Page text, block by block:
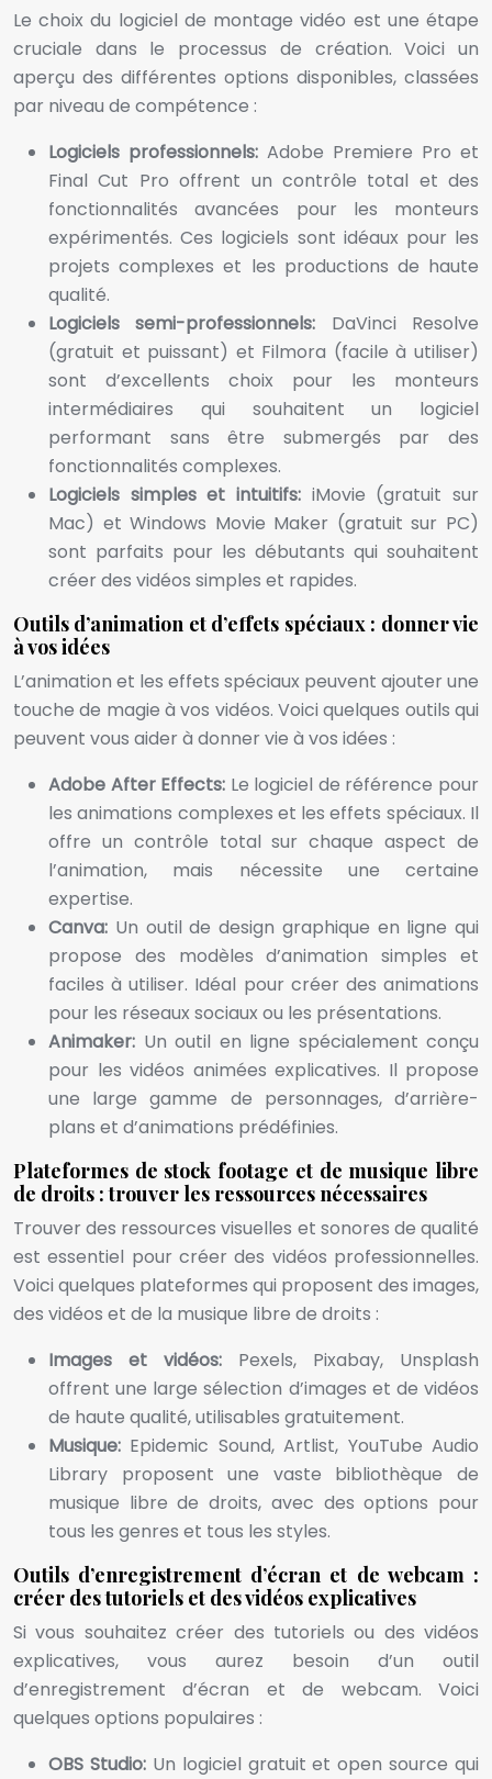
Le choix du logiciel de montage vidéo est une étape
cruciale dans le processus de création. Voici un
aperçu des différentes options disponibles, classées
par niveau de compétence :
Logiciels professionnels: Adobe Premiere Pro et
Final Cut Pro offrent un contrôle total et des
fonctionnalités avancées pour les monteurs
expérimentés. Ces logiciels sont idéaux pour les
projets complexes et les productions de haute
qualité.
Logiciels semi-professionnels: DaVinci Resolve
(gratuit et puissant) et Filmora (facile à utiliser)
sont d’excellents choix pour les monteurs
intermédiaires qui souhaitent un logiciel
performant sans être submergés par des
fonctionnalités complexes.
Logiciels simples et intuitifs: iMovie (gratuit sur
Mac) et Windows Movie Maker (gratuit sur PC)
sont parfaits pour les débutants qui souhaitent
créer des vidéos simples et rapides.
Outils d’animation et d’effets spéciaux : donner vie
à vos idées
L’animation et les effets spéciaux peuvent ajouter une
touche de magie à vos vidéos. Voici quelques outils qui
peuvent vous aider à donner vie à vos idées :
Adobe After Effects: Le logiciel de référence pour
les animations complexes et les effets spéciaux. Il
offre un contrôle total sur chaque aspect de
l’animation, mais nécessite une certaine
expertise.
Canva: Un outil de design graphique en ligne qui
propose des modèles d’animation simples et
faciles à utiliser. Idéal pour créer des animations
pour les réseaux sociaux ou les présentations.
Animaker: Un outil en ligne spécialement conçu
pour les vidéos animées explicatives. Il propose
une large gamme de personnages, d’arrière-
plans et d’animations prédéfinies.
Plateformes de stock footage et de musique libre
de droits : trouver les ressources nécessaires
Trouver des ressources visuelles et sonores de qualité
est essentiel pour créer des vidéos professionnelles.
Voici quelques plateformes qui proposent des images,
des vidéos et de la musique libre de droits :
Images et vidéos: Pexels, Pixabay, Unsplash
offrent une large sélection d’images et de vidéos
de haute qualité, utilisables gratuitement.
Musique: Epidemic Sound, Artlist, YouTube Audio
Library proposent une vaste bibliothèque de
musique libre de droits, avec des options pour
tous les genres et tous les styles.
Outils d’enregistrement d’écran et de webcam :
créer des tutoriels et des vidéos explicatives
Si vous souhaitez créer des tutoriels ou des vidéos
explicatives, vous aurez besoin d’un outil
d’enregistrement d’écran et de webcam. Voici
quelques options populaires :
OBS Studio: Un logiciel gratuit et open source qui